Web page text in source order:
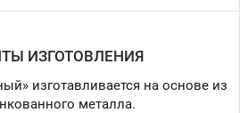
ИЗГОТОВЛЕНИЯ
изготавливается на основе из
металла.